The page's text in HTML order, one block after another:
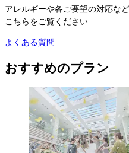
アレルギーや各ご要望の対応な
こちらをご覧ください
よくある質問
おすすめのプラン